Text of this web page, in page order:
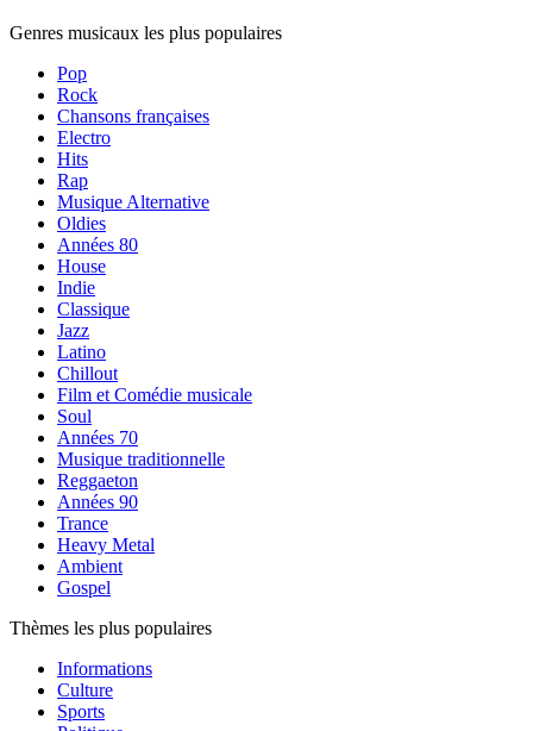
Genres musicaux les plus populaires
Pop
Rock
Chansons françaises
Electro
Hits
Rap
Musique Alternative
Oldies
Années 80
House
Indie
Classique
Jazz
Latino
Chillout
Film et Comédie musicale
Soul
Années 70
Musique traditionnelle
Reggaeton
Années 90
Trance
Heavy Metal
Ambient
Gospel
Thèmes les plus populaires
Informations
Culture
Sports